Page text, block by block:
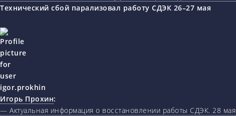
Технический сбой парализовал работу СДЭК 26–27 мая
Игорь Прохин:
— Актуальная информация о восстановлении работы СДЭК. 28